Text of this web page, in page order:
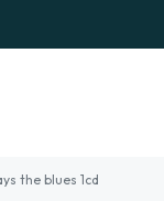
the blues 1cd